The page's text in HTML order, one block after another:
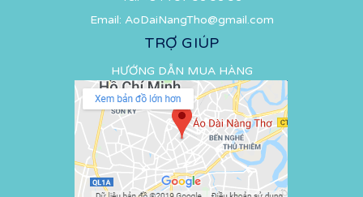
Email: AoDaiNangTho@gmail.com
TRỢ GIÚP
HƯỚNG DẪN MUA HÀNG